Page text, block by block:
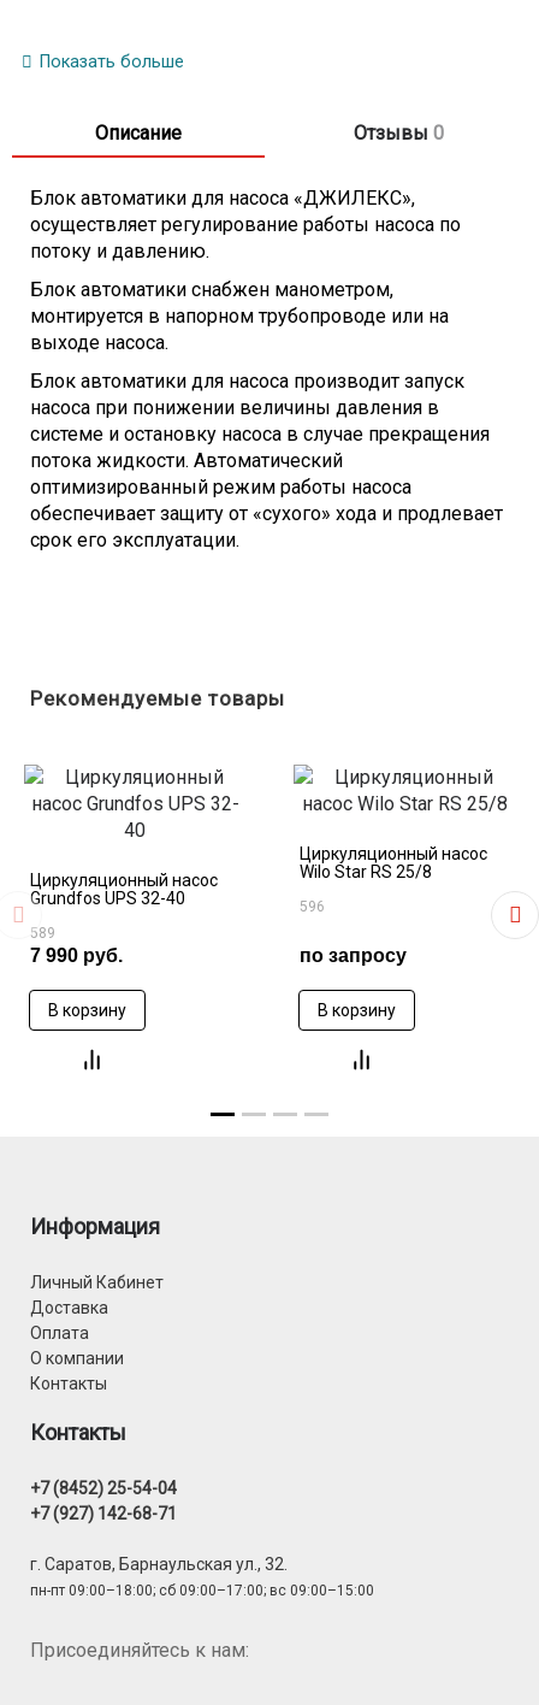
Показать больше
Описание Отзывы 0
Блок автоматики для насоса «ДЖИЛЕКС»,
осуществляет регулирование работы насоса по
потоку и давлению.
Блок автоматики снабжен манометром,
монтируется в напорном трубопроводе или на
выходе насоса.
Блок автоматики для насоса производит запуск
насоса при понижении величины давления в
системе и остановку насоса в случае прекращения
потока жидкости. Автоматический
оптимизированный режим работы насоса
обеспечивает защиту от «сухого» хода и продлевает
срок его эксплуатации.
Рекомендуемые товары
Циркуляционный насос
Grundfos UPS 32-40
589
7 990 руб.
В корзину
Циркуляционный насос
Wilo Star RS 25/8
596
по запросу
В корзину
Информация
Личный Кабинет
Доставка
Оплата
О компании
Контакты
Контакты
+7 (8452) 25-54-04
+7 (927) 142-68-71
г. Саратов, Барнаульская ул., 32.
пн-пт 09:00–18:00; сб 09:00–17:00; вс 09:00–15:00
Присоединяйтесь к нам: